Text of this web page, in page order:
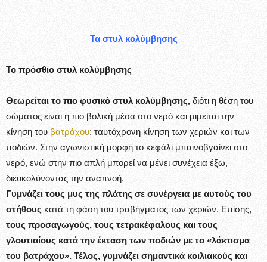
Τα στυλ κολύμβησης
Το πρόσθιο στυλ κολύμβησης
Θεωρείται το πιο φυσικό στυλ κολύμβησης, διότι η θέση του
σώματος είναι η πιο βολική μέσα στο νερό και μιμείται την
κίνηση του βατράχου: ταυτόχρονη κίνηση των χεριών και των
ποδιών. Στην αγωνιστική μορφή το κεφάλι μπαινοβγαίνει στο
νερό, ενώ στην πιο απλή μπορεί να μένει συνέχεια έξω,
διευκολύνοντας την αναπνοή.
Γυμνάζει τους μυς της πλάτης σε συνέργεια με αυτούς του
στήθους κατά τη φάση του τραβήγματος των χεριών. Επίσης,
τους προσαγωγούς, τους τετρακέφαλους και τους
γλουτιαίους κατά την έκταση των ποδιών με το «λάκτισμα
του βατράχου». Τέλος, γυμνάζει σημαντικά κοιλιακούς και